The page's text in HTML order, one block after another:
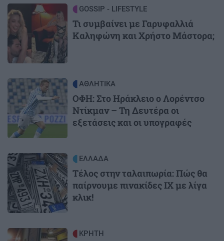
Image GOSSIP - LIFESTYLE
Τι συμβαίνει με Γαρυφαλλιά
Καληφώνη και Χρήστο Μάστορα;
Image ΑΘΛΗΤΙΚΑ
ΟΦΗ: Στο Ηράκλειο ο Λορέντσο
Ντίκμαν – Τη Δευτέρα οι
εξετάσεις και οι υπογραφές
Image ΕΛΛΑΔΑ
Τέλος στην ταλαιπωρία: Πώς θα
παίρνουμε πινακίδες ΙΧ με λίγα
κλικ!
Image ΚΡΗΤΗ